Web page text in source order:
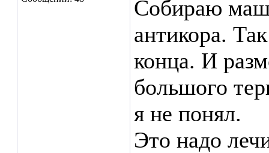
Собираю
антикора.
конца. И
большого
я не понял.
Это надо